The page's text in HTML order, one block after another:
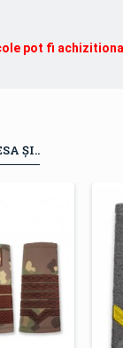
pot fi
ȘI..